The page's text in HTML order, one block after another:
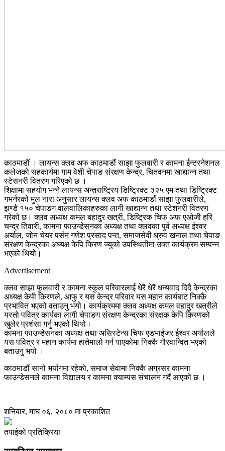
काठमाडौं । लायन्स क्लव अफ काठमाडौं साझा फुलवारी र कामना ईन्टरनेशनल
कलेजको सहकार्यमा गाम वेशी चेपाङ संरक्षण केन्द्र, चितवनमा खाद्यान्न तथा
स्टेसनरी वितरण गरिएको छ ।
शिक्षामा सहयोग भन्ने लायन्स अन्तराष्ट्रिय डिष्ट्रिक्ट ३२५ एम तथा डिष्ट्रिक्ट
गभर्नरको मुल नारा अनुसार लायन्स क्लव अफ काठमाडौं साझा फुलवारीले,
झण्डै १५० चेपाङग वालवालिकाहरुका लागी खाद्यान्न तथा स्टेशनरी वितरण
गरेको छ। क्लव अध्यक्ष कमल बहादुर खत्री, डिष्ट्रिक चिफ अफ एओजी हरि
चन्द्र तिवारी, कामना फाउन्डेसनका अध्यक्ष तथा क्लवका पुर्व अध्यक्ष ईश्वर
अर्याल, जोन चेयर पर्सन गणेश प्रसाद पन्त, समाजसेवी ध्रुव खनाल तथा चेपाङ
संरक्षण केन्द्रका अध्यक्ष केपि किरण ज्युको उपस्थितीमा उक्त कार्यक्रम सम्पन्न
भएको थियो।
Advertisement
क्लव साझा फुलवारी र कामना स्कुल परिवारलाई धेरै धेरै धन्यवाद दिदै केन्द्रका
अध्यक्ष केपी किरणले, आफु र यस केन्द्र परिवार यस महान कार्यबाट निक्कै
प्रभावित भएको वताउनु भयो। कार्यक्रममा क्लव अध्यक्ष कमल वहादुर खत्रीले
यस्तो पवित्र कार्यका लागी चेपाङग संरक्षण केन्द्रका संरक्षक केपि किरणको
खुलेर प्रशंसा गर्नु भएको थियो।
कामना फाउन्डेसनका अध्यक्ष तथा असिस्टेन्स चिफ एडभाईजर ईश्वर अर्यालले
यस पवित्र र महान कार्यमा हातेमालो गर्न पाएकोमा निक्कै गौरवान्वित भएको
बताउनु भयो ।
काठमाडौं सानो भर्यांगमा रहेको, समाज सेवामा निक्कै अग्रसर कामना
फाउन्डेसनले कामना विद्यालय र कामना क्याम्पस संचालन गर्दै आएको छ ।
शनिबार, माघ ०६, २०८० मा प्रकाशित
तपाईको प्रतिक्रिया